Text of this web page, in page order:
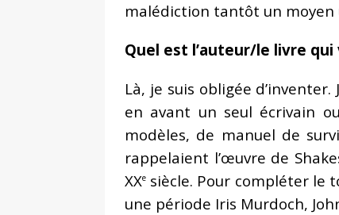
malédiction tantôt un moyen
Quel est l’auteur/le livre
Là, je suis obligée
en avant un seul écrivain
modèles, de manuel de
rappelaient l’œuvre de
XXe siècle. Pour compléter le
une période Iris Murdoch,